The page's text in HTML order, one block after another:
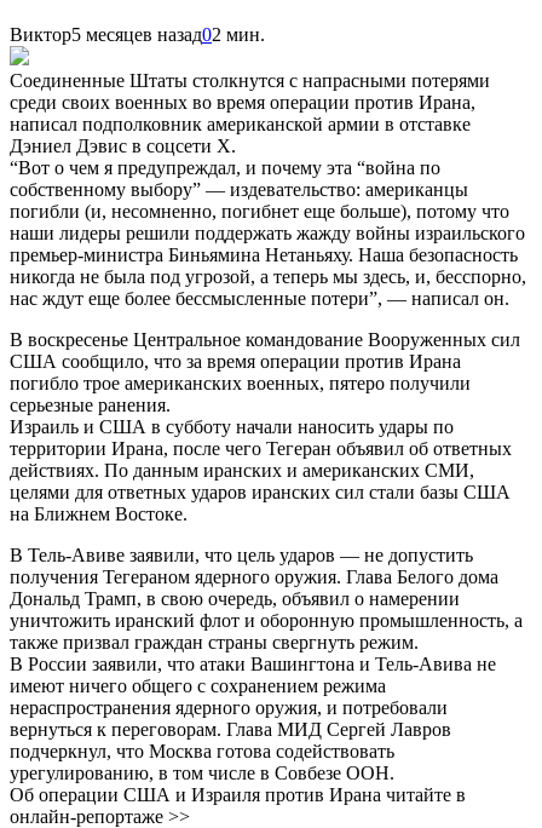
Виктор5 месяцев назад02 мин.
Соединенные Штаты столкнутся с напрасными потерями
среди своих военных во время операции против Ирана,
написал подполковник американской армии в отставке
Дэниел Дэвис в соцсети X.
“Вот о чем я предупреждал, и почему эта “война по
собственному выбору” — издевательство: американцы
погибли (и, несомненно, погибнет еще больше), потому что
наши лидеры решили поддержать жажду войны израильского
премьер-министра Биньямина Нетаньяху. Наша безопасность
никогда не была под угрозой, а теперь мы здесь, и, бесспорно,
нас ждут еще более бессмысленные потери”, — написал он.
В воскресенье Центральное командование Вооруженных сил
США сообщило, что за время операции против Ирана
погибло трое американских военных, пятеро получили
серьезные ранения.
Израиль и США в субботу начали наносить удары по
территории Ирана, после чего Тегеран объявил об ответных
действиях. По данным иранских и американских СМИ,
целями для ответных ударов иранских сил стали базы США
на Ближнем Востоке.
В Тель-Авиве заявили, что цель ударов — не допустить
получения Тегераном ядерного оружия. Глава Белого дома
Дональд Трамп, в свою очередь, объявил о намерении
уничтожить иранский флот и оборонную промышленность, а
также призвал граждан страны свергнуть режим.
В России заявили, что атаки Вашингтона и Тель-Авива не
имеют ничего общего с сохранением режима
нераспространения ядерного оружия, и потребовали
вернуться к переговорам. Глава МИД Сергей Лавров
подчеркнул, что Москва готова содействовать
урегулированию, в том числе в Совбезе ООН.
Об операции США и Израиля против Ирана читайте в
онлайн-репортаже >>